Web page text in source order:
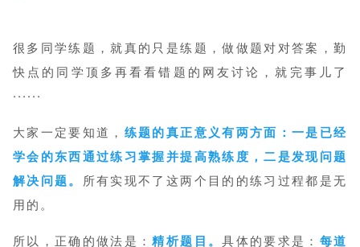
很多同学练题，就真的只是练题，做做题对对答案，勤
快点的同学顶多再看看错题的网友讨论，就完事儿了
······
大家一定要知道， 练题的真正意义有两方面：一是已经
学会的东西通过练习掌握并提高熟练度，二是发现问题
解决问题。
所有实现不了这两个目的的练习过程都是无
用的。
所以，正确的做法是：精析题目。具体的要求是： 每道